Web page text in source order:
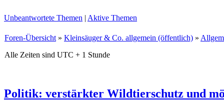
Unbeantwortete Themen | Aktive Themen
Foren-Übersicht » Kleinsäuger & Co. allgemein (öffentlich) »
Alle Zeiten sind UTC + 1 Stunde
Politik: verstärkter Wildtierschutz und